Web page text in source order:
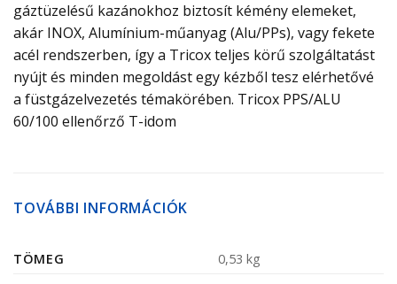
gáztüzelésű kazánokhoz biztosít kémény elemeket,
akár INOX, Alumínium-műanyag (Alu/PPs), vagy fekete
acél rendszerben, így a Tricox teljes körű szolgáltatást
nyújt és minden megoldást egy kézből tesz elérhetővé
a füstgázelvezetés témakörében. Tricox PPS/ALU
60/100 ellenőrző T-idom
TOVÁBBI INFORMÁCIÓK
TÖMEG 0,53 kg